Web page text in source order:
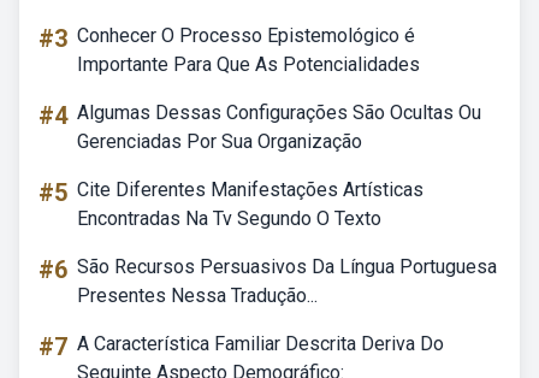
#3 Conhecer O Processo Epistemológico é
Importante Para Que As Potencialidades
#4 Algumas Dessas Configurações São Ocultas Ou
Gerenciadas Por Sua Organização
#5 Cite Diferentes Manifestações Artísticas
Encontradas Na Tv Segundo O Texto
#6 São Recursos Persuasivos Da Língua Portuguesa
Presentes Nessa Tradução...
#7 A Característica Familiar Descrita Deriva Do
Seguinte Aspecto Demográfico: